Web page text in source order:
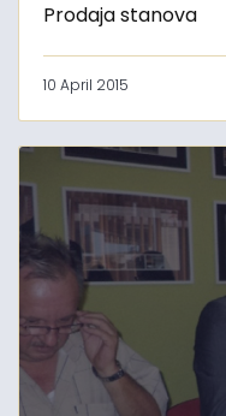
Prodaja stanova
10 April 2015